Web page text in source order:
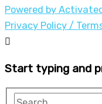
Powered by
Privacy Policy /
Start typing and